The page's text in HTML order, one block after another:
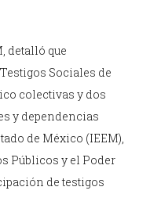
detalló que
Sociales de
colectivas y dos
y dependencias
de México (IEEM),
Públicos y el Poder
de testigos